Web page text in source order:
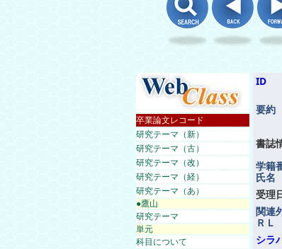
卒業論文レコード
研究テーマ（新）
研究テーマ（古）
研究テーマ（改）
研究テーマ（経）
研究テーマ（あ）
●鷹山
研究テーマ
単元
科目について
ID
要約
書誌
学籍
氏名
受理
関連
ＲＬ
シラ